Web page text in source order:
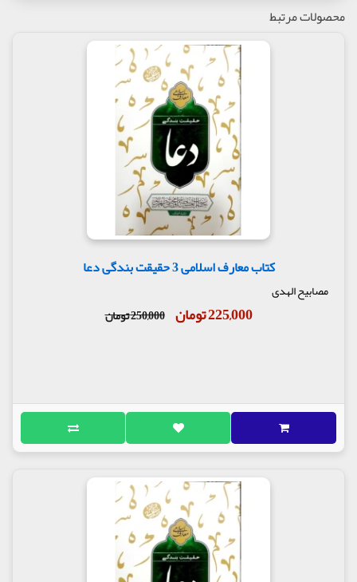
محصولات مرتبط
کتاب معارف اسلامی 3 حقیقت بندگی دعا
مصابیح الهدی
225,000 تومان 250,000 تومان